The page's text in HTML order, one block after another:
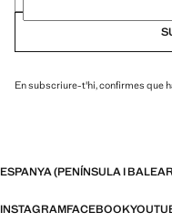
En subscriure-t'hi, confirmes que
ESPANYA (PENÍNSULA I
INSTAGRAMFACEBOOK